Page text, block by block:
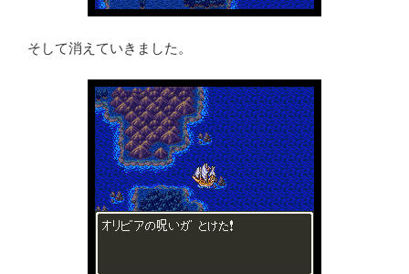
そして消えていきました。